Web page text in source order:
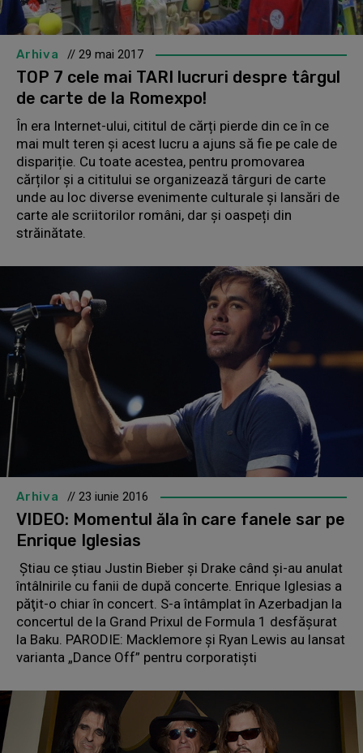
Arhiva // 29 mai 2017
TOP 7 cele mai TARI lucruri despre târgul
de carte de la Romexpo!
În era Internet-ului, cititul de cărți pierde din ce în ce
mai mult teren și acest lucru a ajuns să fie pe cale de
dispariție. Cu toate acestea, pentru promovarea
cărților și a cititului se organizează târguri de carte
unde au loc diverse evenimente culturale și lansări de
carte ale scriitorilor români, dar și oaspeți din
străinătate.
Arhiva // 23 iunie 2016
VIDEO: Momentul ăla în care fanele sar pe
Enrique Iglesias
Ştiau ce ştiau Justin Bieber şi Drake când şi-au anulat
întâlnirile cu fanii de după concerte. Enrique Iglesias a
păţit-o chiar în concert. S-a întâmplat în Azerbadjan la
concertul de la Grand Prixul de Formula 1 desfăşurat
la Baku. PARODIE: Macklemore şi Ryan Lewis au lansat
varianta „Dance Off” pentru corporatişti